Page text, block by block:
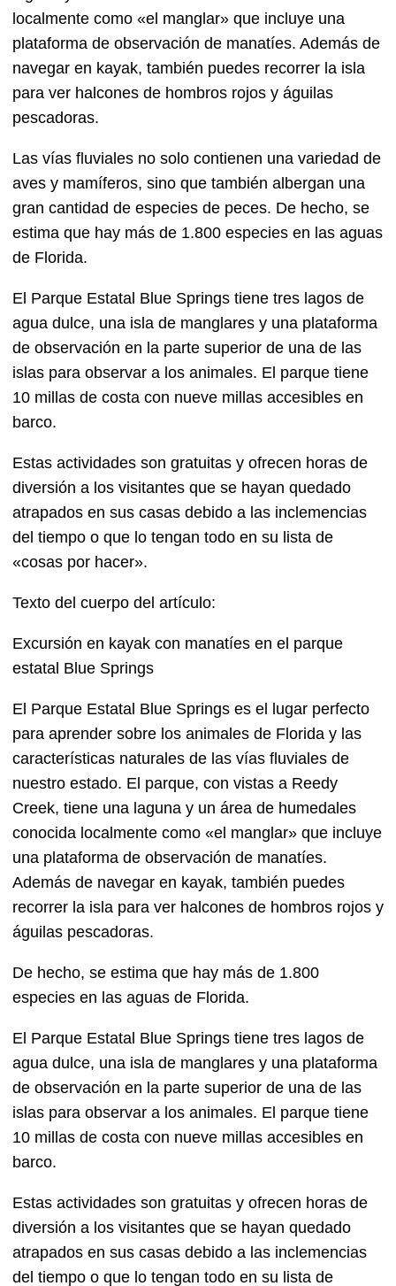
localmente como «el manglar» que incluye una
plataforma de observación de manatíes. Además de
navegar en kayak, también puedes recorrer la isla
para ver halcones de hombros rojos y águilas
pescadoras.
Las vías fluviales no solo contienen una variedad de
aves y mamíferos, sino que también albergan una
gran cantidad de especies de peces. De hecho, se
estima que hay más de 1.800 especies en las aguas
de Florida.
El Parque Estatal Blue Springs tiene tres lagos de
agua dulce, una isla de manglares y una plataforma
de observación en la parte superior de una de las
islas para observar a los animales. El parque tiene
10 millas de costa con nueve millas accesibles en
barco.
Estas actividades son gratuitas y ofrecen horas de
diversión a los visitantes que se hayan quedado
atrapados en sus casas debido a las inclemencias
del tiempo o que lo tengan todo en su lista de
«cosas por hacer».
Texto del cuerpo del artículo:
Excursión en kayak con manatíes en el parque
estatal Blue Springs
El Parque Estatal Blue Springs es el lugar perfecto
para aprender sobre los animales de Florida y las
características naturales de las vías fluviales de
nuestro estado. El parque, con vistas a Reedy
Creek, tiene una laguna y un área de humedales
conocida localmente como «el manglar» que incluye
una plataforma de observación de manatíes.
Además de navegar en kayak, también puedes
recorrer la isla para ver halcones de hombros rojos y
águilas pescadoras.
De hecho, se estima que hay más de 1.800
especies en las aguas de Florida.
El Parque Estatal Blue Springs tiene tres lagos de
agua dulce, una isla de manglares y una plataforma
de observación en la parte superior de una de las
islas para observar a los animales. El parque tiene
10 millas de costa con nueve millas accesibles en
barco.
Estas actividades son gratuitas y ofrecen horas de
diversión a los visitantes que se hayan quedado
atrapados en sus casas debido a las inclemencias
del tiempo o que lo tengan todo en su lista de